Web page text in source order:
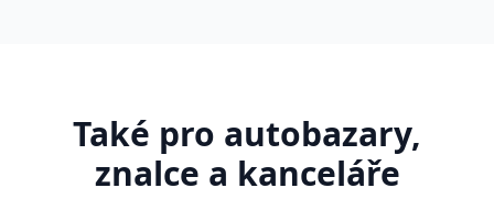
Také pro autobazary,
znalce a kanceláře